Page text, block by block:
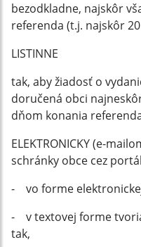
bezodkladne, najskôr
referenda (t.j. najskôr
LISTINNE
tak, aby žiadosť o
doručená obci
dňom konania
ELEKTRONICKY (e-
schránky obce cez
- vo forme
- v textovej forme
tak,